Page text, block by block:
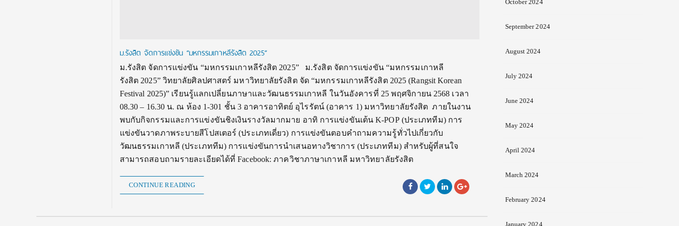
ม.รังสิต จัดการแข่งขัน “มหกรรมเกาหลีรังสิต 2025”
ม.รังสิต จัดการแข่งขัน “มหกรรมเกาหลีรังสิต 2025” ม.รังสิต จัดการแข่งขัน “มหกรรมเกาหลี
รังสิต 2025” วิทยาลัยศิลปศาสตร์ มหาวิทยาลัยรังสิต จัด “มหกรรมเกาหลีรังสิต 2025 (Rangsit Korean
Festival 2025)” เรียนรู้แลกเปลี่ยนภาษาและวัฒนธรรมเกาหลี ในวันอังคารที่ 25 พฤศจิกายน 2568 เวลา
08.30 – 16.30 น. ณ ห้อง 1-301 ชั้น 3 อาคารอาทิตย์ อุไรรัตน์ (อาคาร 1) มหาวิทยาลัยรังสิต ภายในงาน
พบกับกิจกรรมและการแข่งขันชิงเงินรางวัลมากมาย อาทิ การแข่งขันเต้น K-POP (ประเภททีม) การ
แข่งขันวาดภาพระบายสีโปสเตอร์ (ประเภทเดี่ยว) การแข่งขันตอบคำถามความรู้ทั่วไปเกี่ยวกับ
วัฒนธรรมเกาหลี (ประเภททีม) การแข่งขันการนำเสนอทางวิชาการ (ประเภททีม) สำหรับผู้ที่สนใจ
สามารถสอบถามรายละเอียดได้ที่ Facebook: ภาควิชาภาษาเกาหลี มหาวิทยาลัยรังสิต
CONTINUE READING
October 2024
September 2024
August 2024
July 2024
June 2024
May 2024
April 2024
March 2024
February 2024
January 2024